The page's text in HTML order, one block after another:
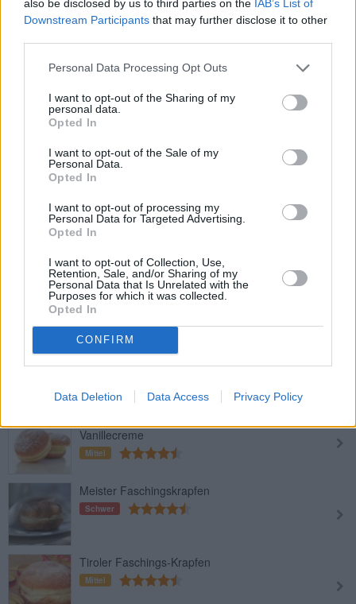
also be disclosed by us to third parties on the IAB’s List of
Downstream Participants that may further disclose it to other
Personal Data Processing Opt Outs
I want to opt-out of the Sharing of my
personal data.
Opted In
I want to opt-out of the Sale of my
Personal Data.
Opted In
I want to opt-out of processing my
Personal Data for Targeted Advertising.
Opted In
I want to opt-out of Collection, Use,
Retention, Sale, and/or Sharing of my
Personal Data that Is Unrelated with the
Purposes for which it was collected.
Opted In
CONFIRM
Data Deletion Data Access Privacy Policy
Mittel
Faschingskrapfenteig-Grundrezept
Mittel
Perfekte Faschingskrapfen
Mittel
Vanillekrapfen
Mittel
Wiener Faschingskrapfen
Mittel
Vanillecreme
Mittel
Meister Faschingskrapfen
Schwer
Tiroler Faschings-Krapfen
Mittel